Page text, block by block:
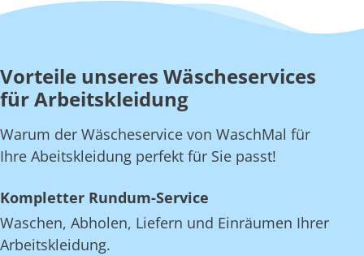
Vorteile unseres Wäscheservices
für Arbeitskleidung
Warum der Wäscheservice von WaschMal für
Ihre Abeitskleidung perfekt für Sie passt!
Kompletter Rundum-Service
Waschen, Abholen, Liefern und Einräumen Ihrer
Arbeitskleidung.